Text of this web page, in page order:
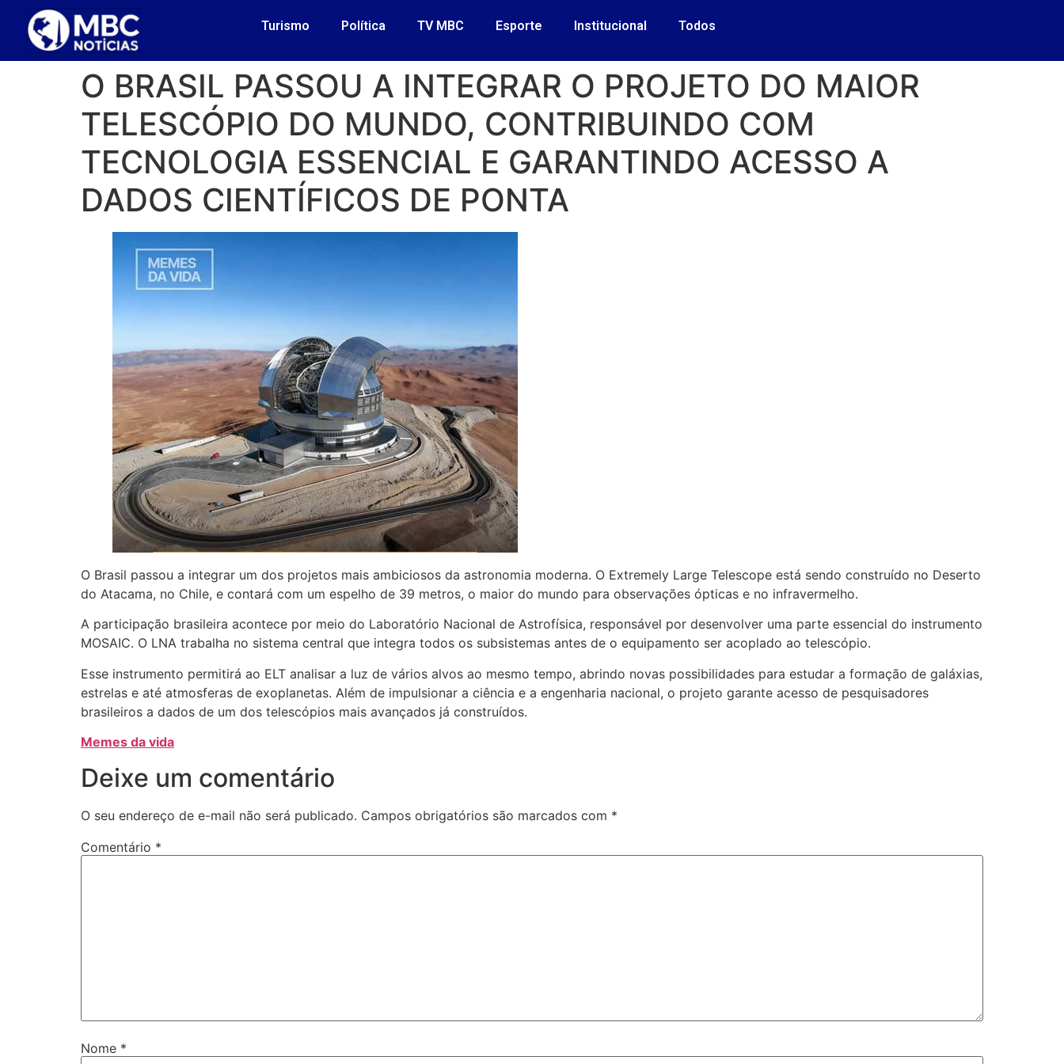
Turismo Política TV MBC Esporte Institucional Todos
O BRASIL PASSOU A INTEGRAR O PROJETO DO MAIOR
TELESCÓPIO DO MUNDO, CONTRIBUINDO COM
TECNOLOGIA ESSENCIAL E GARANTINDO ACESSO A
DADOS CIENTÍFICOS DE PONTA
O Brasil passou a integrar um dos projetos mais ambiciosos da astronomia moderna. O Extremely Large Telescope está sendo construído no Deserto
do Atacama, no Chile, e contará com um espelho de 39 metros, o maior do mundo para observações ópticas e no infravermelho.
A participação brasileira acontece por meio do Laboratório Nacional de Astrofísica, responsável por desenvolver uma parte essencial do instrumento
MOSAIC. O LNA trabalha no sistema central que integra todos os subsistemas antes de o equipamento ser acoplado ao telescópio.
Esse instrumento permitirá ao ELT analisar a luz de vários alvos ao mesmo tempo, abrindo novas possibilidades para estudar a formação de galáxias,
estrelas e até atmosferas de exoplanetas. Além de impulsionar a ciência e a engenharia nacional, o projeto garante acesso de pesquisadores
brasileiros a dados de um dos telescópios mais avançados já construídos.
Memes da vida
Deixe um comentário
O seu endereço de e-mail não será publicado. Campos obrigatórios são marcados com *
Comentário *
Nome *